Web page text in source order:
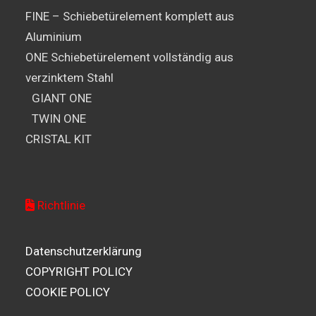
FINE – Schiebetürelement komplett aus
Aluminium
ONE Schiebetürelement vollständig aus
verzinktem Stahl
GIANT ONE
TWIN ONE
CRISTAL KIT
Richtlinie
Datenschutzerklärung
COPYRIGHT POLICY
COOKIE POLICY